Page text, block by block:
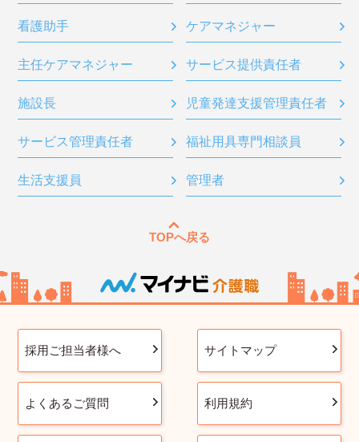
看護助手 ケアマネジャー
主任ケアマネジャー サービス提供責任者
施設長 児童発達支援管理責任者
サービス管理責任者 福祉用具専門相談員
生活支援員 管理者
TOPへ戻る
採用ご担当者様へ サイトマップ
よくあるご質問 利用規約